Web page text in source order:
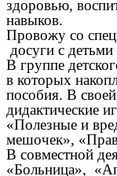
здоровью,
навыков.
Провожу со
досуги с
В группе
в которых
пособия. В
дидактические
«Полезные и
мешочек»,
В совместной
«Больница»,